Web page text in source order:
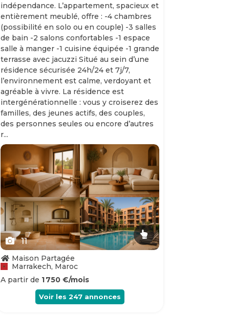
indépendance. L’appartement, spacieux et
entièrement meublé, offre : -4 chambres
(possibilité en solo ou en couple) -3 salles
de bain -2 salons confortables -1 espace
salle à manger -1 cuisine équipée -1 grande
terrasse avec jacuzzi Situé au sein d’une
résidence sécurisée 24h/24 et 7j/7,
l’environnement est calme, verdoyant et
agréable à vivre. La résidence est
intergénérationnelle : vous y croiserez des
familles, des jeunes actifs, des couples,
des personnes seules ou encore d’autres
r...
Slide 1 of 11
11
Maison Partagée
Marrakech, Maroc
A partir de 1 750 €/mois
Voir les 247 annonces